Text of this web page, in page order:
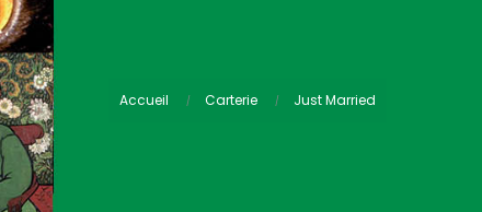
Accueil Carterie Just Married